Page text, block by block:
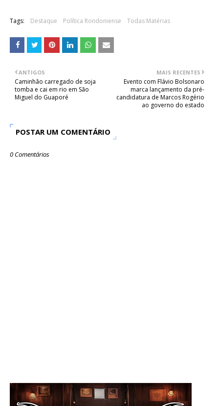
Tags: Destaque Política Rondoniense Todas Matérias
MAIS RECENTES
Evento com Flávio Bolsonaro
marca lançamento da pré-
candidatura de Marcos Rogério
ao governo do estado
ANTIGOS
Caminhão carregado de soja
tomba e cai em rio em São
Miguel do Guaporé
POSTAR UM COMENTÁRIO
0 Comentários